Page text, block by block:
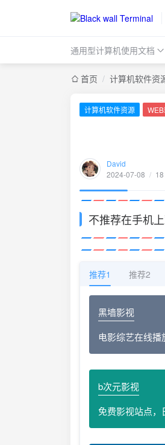
通用型计算机使用文档
首页 / 计算机软件资
计算机软件资源
David
2024-07-08 /
不推荐在手机
推荐1 推荐2
黑墙影视
电影综艺在线播
b次元影视
免费影视站点，